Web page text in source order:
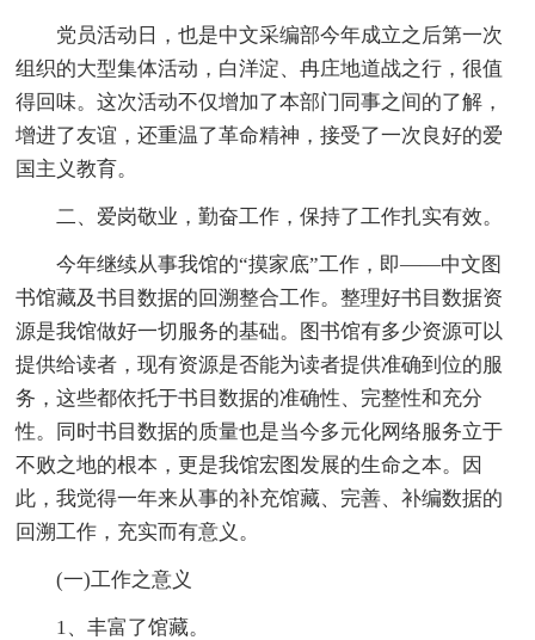
党员活动日，也是中文采编部今年成立之后第一次
组织的大型集体活动，白洋淀、冉庄地道战之行，很值
得回味。这次活动不仅增加了本部门同事之间的了解，
增进了友谊，还重温了革命精神，接受了一次良好的爱
国主义教育。
二、爱岗敬业，勤奋工作，保持了工作扎实有效。
今年继续从事我馆的“摸家底”工作，即——中文图
书馆藏及书目数据的回溯整合工作。整理好书目数据资
源是我馆做好一切服务的基础。图书馆有多少资源可以
提供给读者，现有资源是否能为读者提供准确到位的服
务，这些都依托于书目数据的准确性、完整性和充分
性。同时书目数据的质量也是当今多元化网络服务立于
不败之地的根本，更是我馆宏图发展的生命之本。因
此，我觉得一年来从事的补充馆藏、完善、补编数据的
回溯工作，充实而有意义。
(一)工作之意义
1、丰富了馆藏。